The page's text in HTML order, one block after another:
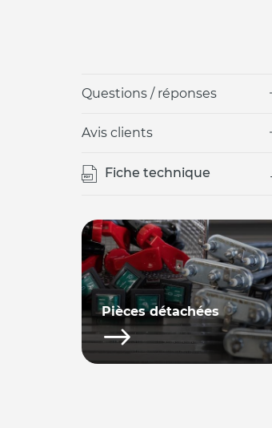
Questions / réponses
Avis clients
Fiche technique
Pièces détachées